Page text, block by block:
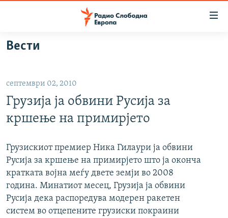
Оди
на
главната
навигација
Премини
на
пребарување
ВИЗУЕЛНО
ВЕСТИ
ШТО ТРЕБА ДА ЗНАЕТЕ
ПРИЈАВИ СЕ ЗА ЊУЗЛЕТЕР
ПОДКАСТ ЗОШТО?
СЛЕДЕТЕ НЕ
Вести
септември 02, 2010
Грузија ја обвини Русија за
кршење на примирјето
Грузискиот премиер Ника Гилаури ја обвини
Русија за кршење на примирјето што ја оконча
кратката војна меѓу двете земји во 2008
година. Минатиот месец, Грузија ја обвини
Русија дека распоредува модерен ракетен
систем во отцепените грузиски покраини